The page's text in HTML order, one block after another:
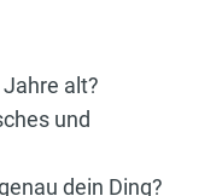
alt?
und
dein Ding?